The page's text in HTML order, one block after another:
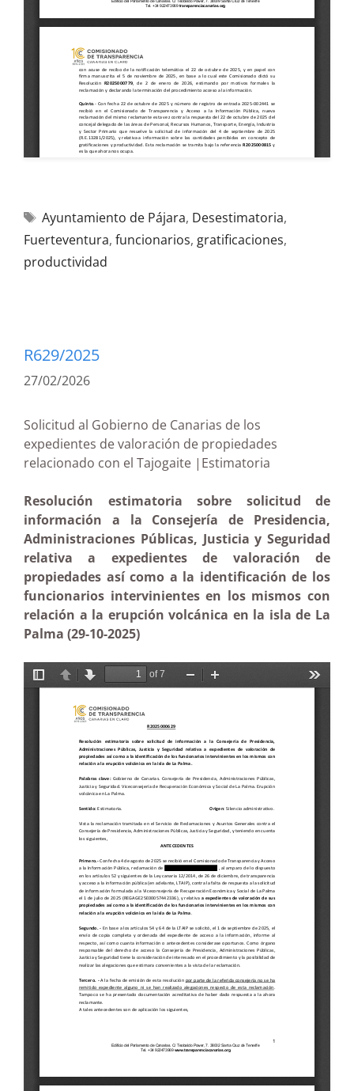
Ayuntamiento de Pájara, Desestimatoria,
Fuerteventura, funcionarios, gratificaciones,
productividad
R629/2025
27/02/2026
Solicitud al Gobierno de Canarias de los
expedientes de valoración de propiedades
relacionado con el Tajogaite |Estimatoria
Resolución estimatoria sobre solicitud de
información a la Consejería de Presidencia,
Administraciones Públicas, Justicia y Seguridad
relativa a expedientes de valoración de
propiedades así como a la identificación de los
funcionarios intervinientes en los mismos con
relación a la erupción volcánica en la isla de La
Palma (29-10-2025)